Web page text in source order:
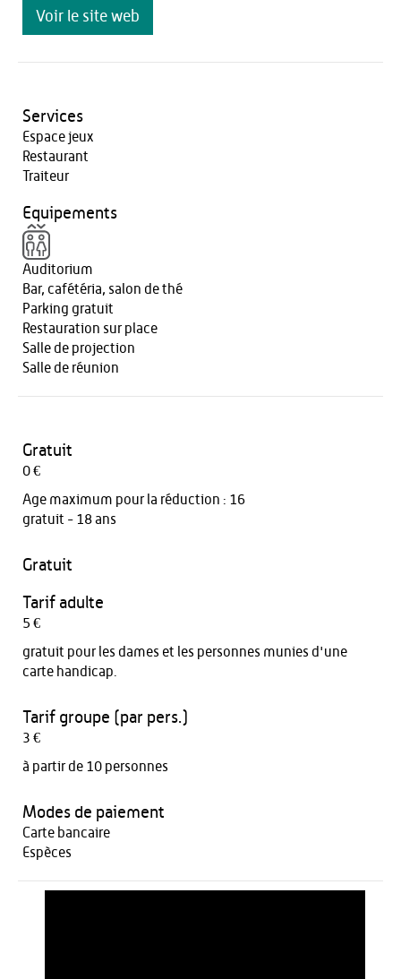
Voir le site web
Services
Espace jeux
Restaurant
Traiteur
Equipements
Auditorium
Bar, cafétéria, salon de thé
Parking gratuit
Restauration sur place
Salle de projection
Salle de réunion
Gratuit
0 €
Age maximum pour la réduction : 16
gratuit - 18 ans
Gratuit
Tarif adulte
5 €
gratuit pour les dames et les personnes munies d'une
carte handicap.
Tarif groupe (par pers.)
3 €
à partir de 10 personnes
Modes de paiement
Carte bancaire
Espèces